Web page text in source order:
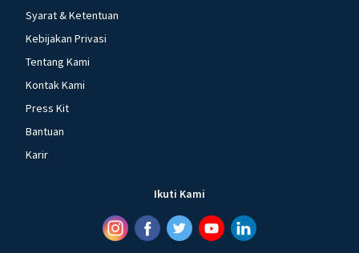
Syarat & Ketentuan
Kebijakan Privasi
Tentang Kami
Kontak Kami
Press Kit
Bantuan
Karir
Ikuti Kami